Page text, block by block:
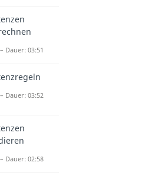
Dauer: 03:51
Dauer: 03:52
Dauer: 02:58